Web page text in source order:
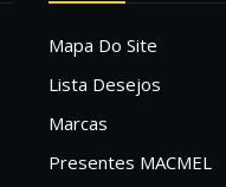
Mapa Do Site
Lista Desejos
Marcas
Presentes MACMEL